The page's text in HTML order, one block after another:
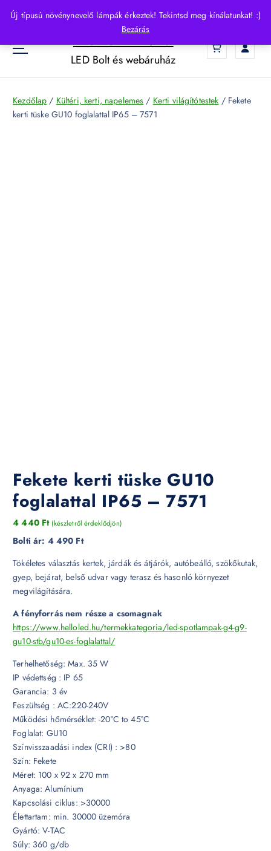
Új típusú növénynevelő lámpák érkeztek! Tekintsd meg kínálatunkat! :)
Bezárás
p
o
HelloLED.hu
LED Bolt és webáruház
Kezdőlap / Kültéri, kerti, napelemes / Kerti világítótestek / Fekete
kerti tüske GU10 foglalattal IP65 – 7571
Fekete kerti tüske GU10
foglalattal IP65 – 7571
4 440 Ft (készletről érdeklődjön)
Bolti ár: 4 490 Ft
Tökéletes választás kertek, járdák és átjárók, autóbeálló, szökőkutak,
gyep, bejárat, belső udvar vagy terasz és hasonló környezet
megvilágítására.
A fényforrás nem része a csomagnak
https://www.helloled.hu/termekkategoria/led-spotlampak-g4-g9-
gu10-stb/gu10-es-foglalattal/
Terhelhetőség: Max. 35 W
IP védettség : IP 65
Garancia: 3 év
Feszültség : AC:220-240V
Működési hőmérséklet: -20°C to 45°C
Foglalat: GU10
Színvisszaadási index (CRI) : >80
Szín: Fekete
Méret: 100 x 92 x 270 mm
Anyaga: Alumínium
Kapcsolási ciklus: >30000
Élettartam: min. 30000 üzemóra
Gyártó: V-TAC
Súly: 360 g/db